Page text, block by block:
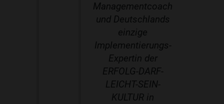
Managementcoach
und Deutschlands
einzige
Implementierungs-
Expertin der
ERFOLG-DARF-
LEICHT-SEIN-
KULTUR in